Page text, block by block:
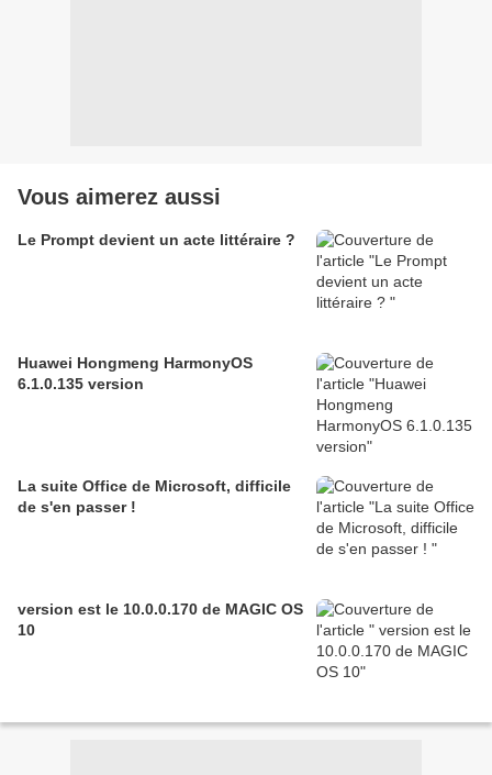
Vous aimerez aussi
Le Prompt devient un acte littéraire ?
Huawei Hongmeng HarmonyOS
6.1.0.135 version
La suite Office de Microsoft, difficile
de s'en passer !
version est le 10.0.0.170 de MAGIC OS
10